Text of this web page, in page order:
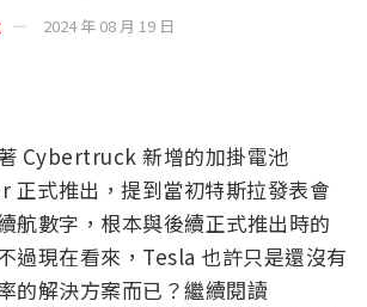
2024 年 08 月 19 日
Cybertruck 新增的加掛電池
正式推出，提到當初特斯拉發表會
航數字，根本與後續正式推出時的
過現在看來，Tesla 也許只是還沒有
的解決方案而已？繼續閱讀